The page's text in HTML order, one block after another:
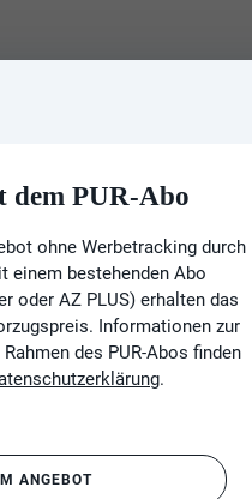
dem PUR-Abo
ohne Werbetracking durch
einem bestehenden Abo
oder AZ PLUS) erhalten das
Informationen zur
des PUR-Abos finden
.
ANGEBOT